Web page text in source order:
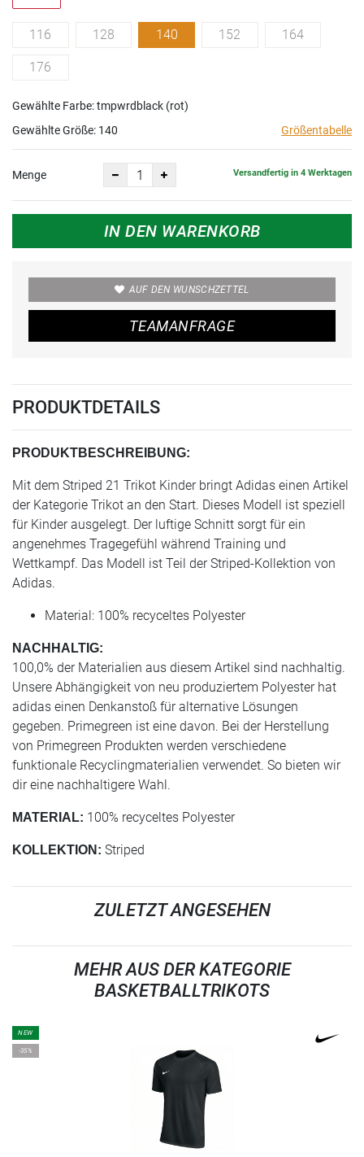
116 128 140 152 164
176
Gewählte Farbe: tmpwrdblack (rot)
Gewählte Größe: 140 Größentabelle
Menge Versandfertig in 4 Werktagen
IN DEN WARENKORB
AUF DEN WUNSCHZETTEL
TEAMANFRAGE
PRODUKTDETAILS
PRODUKTBESCHREIBUNG:
Mit dem Striped 21 Trikot Kinder bringt Adidas einen Artikel
der Kategorie Trikot an den Start. Dieses Modell ist speziell
für Kinder ausgelegt. Der luftige Schnitt sorgt für ein
angenehmes Tragegefühl während Training und
Wettkampf. Das Modell ist Teil der Striped-Kollektion von
Adidas.
Material: 100% recyceltes Polyester
NACHHALTIG:
100,0% der Materialien aus diesem Artikel sind nachhaltig.
Unsere Abhängigkeit von neu produziertem Polyester hat
adidas einen Denkanstoß für alternative Lösungen
gegeben. Primegreen ist eine davon. Bei der Herstellung
von Primegreen Produkten werden verschiedene
funktionale Recyclingmaterialien verwendet. So bieten wir
dir eine nachhaltigere Wahl.
MATERIAL: 100% recyceltes Polyester
KOLLEKTION: Striped
ZULETZT ANGESEHEN
MEHR AUS DER KATEGORIE
BASKETBALLTRIKOTS
NEW
-35%